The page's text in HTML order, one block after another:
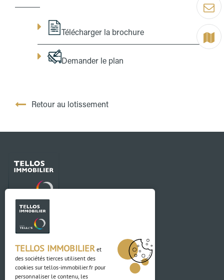
Contact
Terrain
Télécharger la brochure
Demander le plan
Retour au lotissement
Contact
03 88 04 84 84
Adresse
TELLOS IMMOBILIER et
des sociétés tierces utilisent des
cookies sur tellos-immobilier.fr pour
personnaliser le contenu, les